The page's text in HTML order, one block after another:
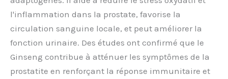
l'inflammation dans la prostate, favorise la
circulation sanguine locale, et peut améliorer la
fonction urinaire. Des études ont confirmé que le
Ginseng contribue à atténuer les symptômes de la
prostatite en renforçant la réponse immunitaire et